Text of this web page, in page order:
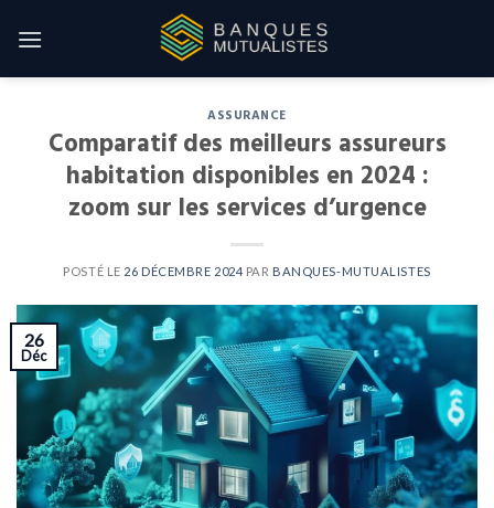
ASSURANCE
Comparatif des meilleurs assureurs
habitation disponibles en 2024 :
zoom sur les services d’urgence
POSTÉ LE 26 DÉCEMBRE 2024 PAR BANQUES-MUTUALISTES
26
Déc